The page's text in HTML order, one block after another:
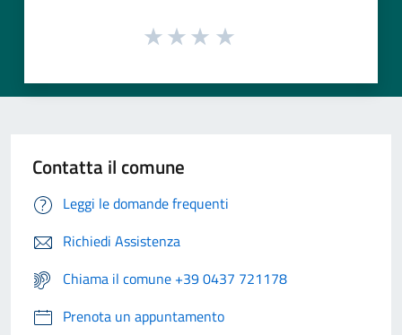
Contatta il comune
Leggi le domande frequenti
Richiedi Assistenza
Chiama il comune +39 0437 721178
Prenota un appuntamento